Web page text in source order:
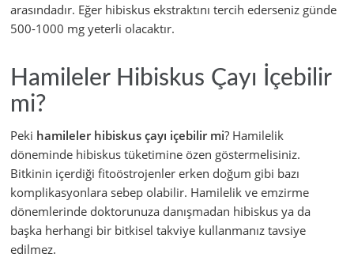
arasındadır. Eğer hibiskus ekstraktını tercih ederseniz günde
500-1000 mg yeterli olacaktır.
Hamileler Hibiskus Çayı İçebilir
mi?
Peki hamileler hibiskus çayı içebilir mi? Hamilelik
döneminde hibiskus tüketimine özen göstermelisiniz.
Bitkinin içerdiği fitoöstrojenler erken doğum gibi bazı
komplikasyonlara sebep olabilir. Hamilelik ve emzirme
dönemlerinde doktorunuza danışmadan hibiskus ya da
başka herhangi bir bitkisel takviye kullanmanız tavsiye
edilmez.